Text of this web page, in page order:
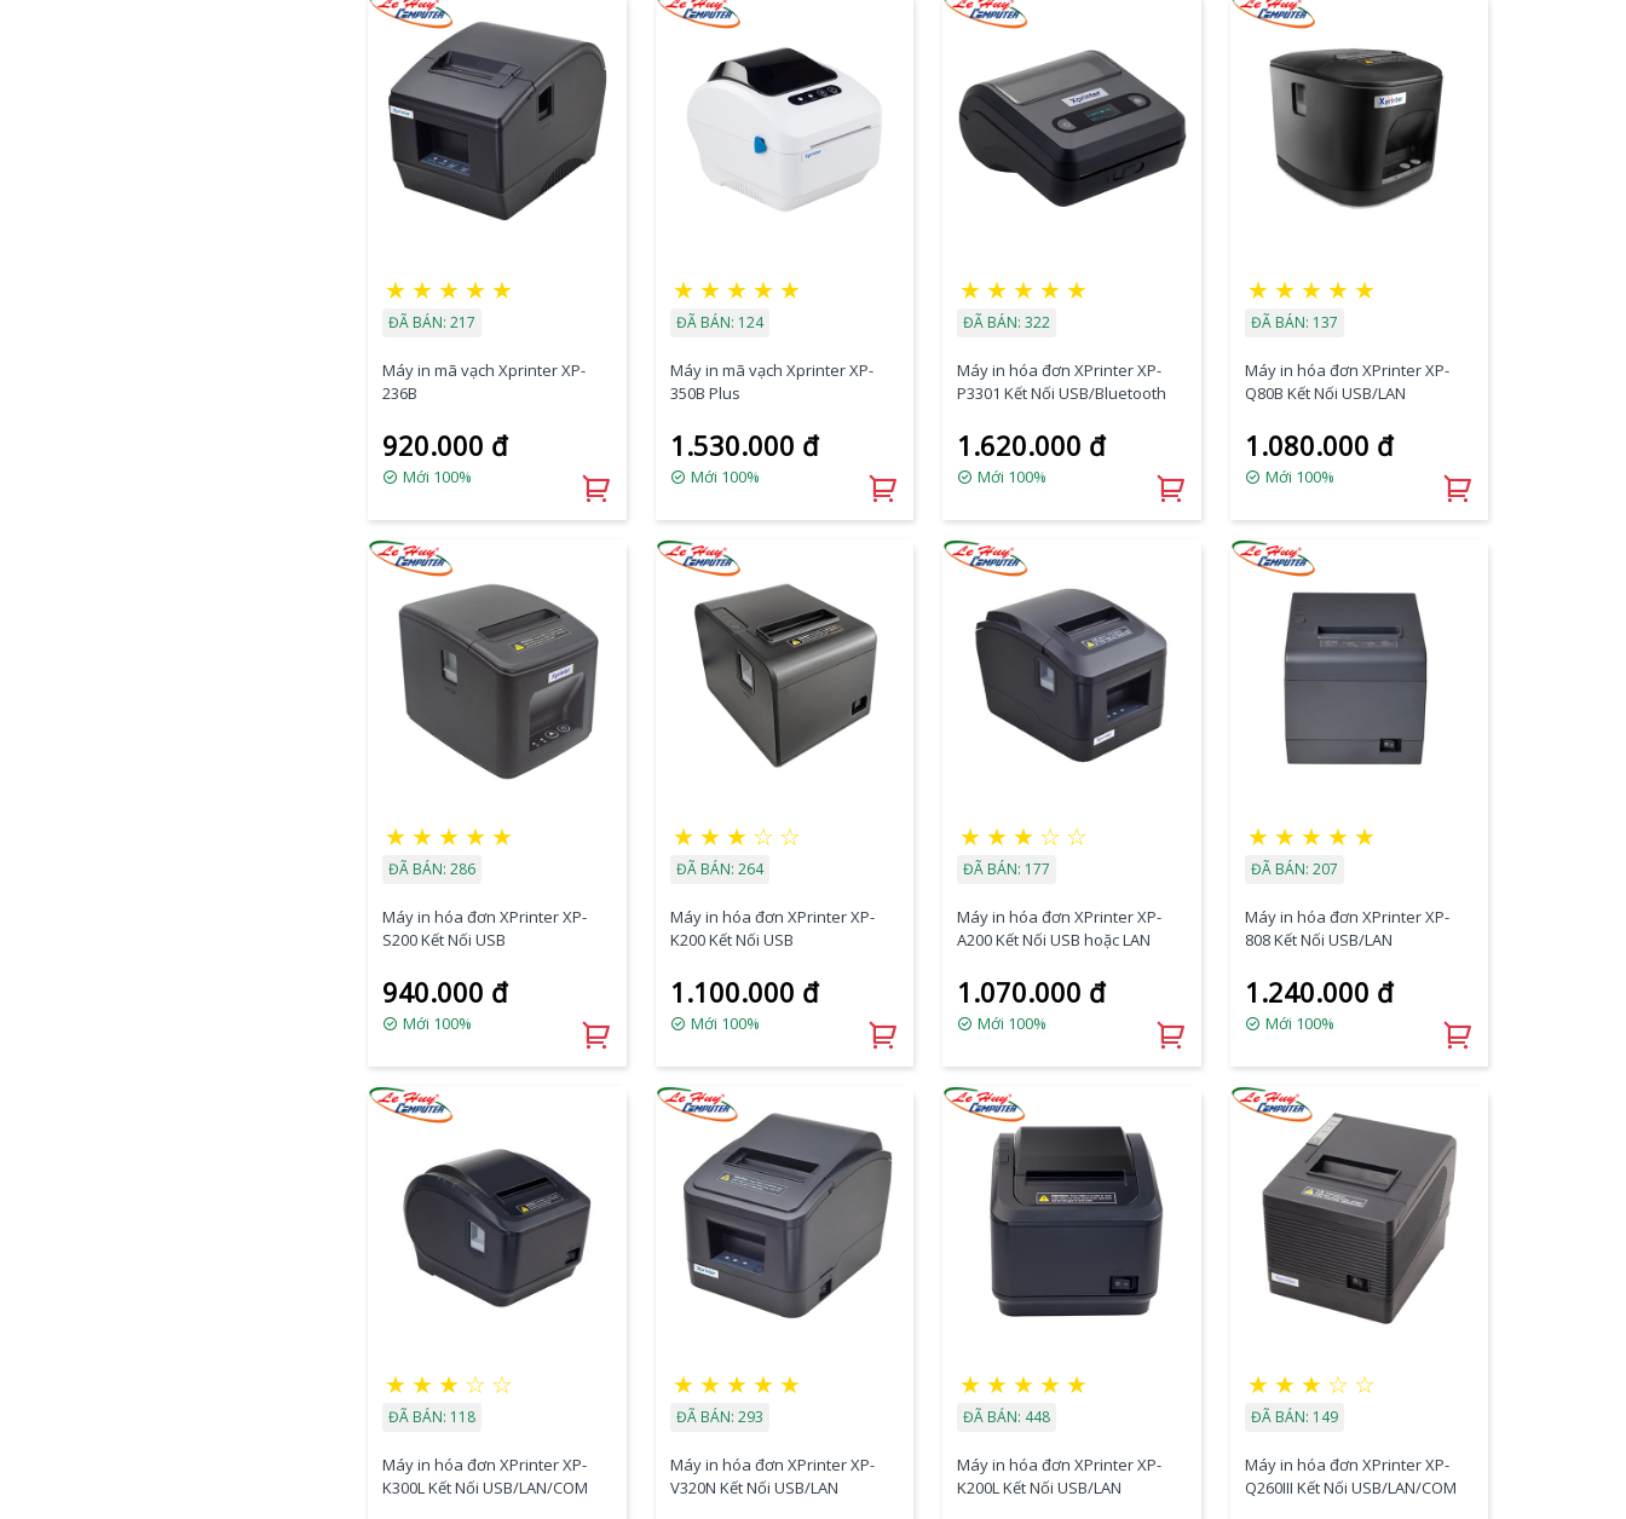
★ ★ ★ ★ ★
ĐÃ BÁN: 217
Máy in mã vạch Xprinter XP-
236B
920.000 đ
Mới 100%
★ ★ ★ ★ ★
ĐÃ BÁN: 124
Máy in mã vạch Xprinter XP-
350B Plus
1.530.000 đ
Mới 100%
★ ★ ★ ★ ★
ĐÃ BÁN: 322
Máy in hóa đơn XPrinter XP-
P3301 Kết Nối USB/Bluetooth
1.620.000 đ
Mới 100%
★ ★ ★ ★ ★
ĐÃ BÁN: 137
Máy in hóa đơn XPrinter XP-
Q80B Kết Nối USB/LAN
1.080.000 đ
Mới 100%
★ ★ ★ ★ ★
ĐÃ BÁN: 286
Máy in hóa đơn XPrinter XP-
S200 Kết Nối USB
940.000 đ
Mới 100%
★ ★ ★ ☆ ☆
ĐÃ BÁN: 264
Máy in hóa đơn XPrinter XP-
K200 Kết Nối USB
1.100.000 đ
Mới 100%
★ ★ ★ ☆ ☆
ĐÃ BÁN: 177
Máy in hóa đơn XPrinter XP-
A200 Kết Nối USB hoặc LAN
1.070.000 đ
Mới 100%
★ ★ ★ ★ ★
ĐÃ BÁN: 207
Máy in hóa đơn XPrinter XP-
808 Kết Nối USB/LAN
1.240.000 đ
Mới 100%
★ ★ ★ ☆ ☆
ĐÃ BÁN: 118
Máy in hóa đơn XPrinter XP-
K300L Kết Nối USB/LAN/COM
★ ★ ★ ★ ★
ĐÃ BÁN: 293
Máy in hóa đơn XPrinter XP-
V320N Kết Nối USB/LAN
★ ★ ★ ★ ★
ĐÃ BÁN: 448
Máy in hóa đơn XPrinter XP-
K200L Kết Nối USB/LAN
★ ★ ★ ☆ ☆
ĐÃ BÁN: 149
Máy in hóa đơn XPrinter XP-
Q260III Kết Nối USB/LAN/COM